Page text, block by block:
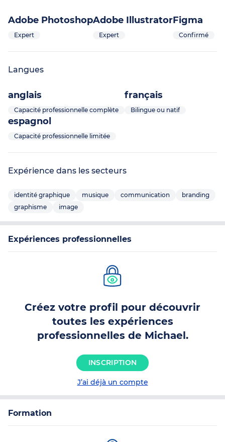
Adobe Photoshop
Expert
Adobe Illustrator
Expert
Figma
Confirmé
Langues
anglais
Capacité professionnelle complète
français
Bilingue ou natif
espagnol
Capacité professionnelle limitée
Expérience dans les secteurs
identité graphique musique communication
branding
graphisme
image
Expériences professionnelles
Créez votre profil pour découvrir
toutes les expériences
professionnelles de Michael.
INSCRIPTION
J’ai déjà un compte
Formation